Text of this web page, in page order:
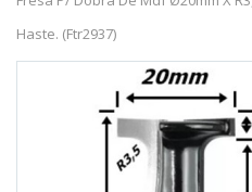
Haste. (Ftr2937)